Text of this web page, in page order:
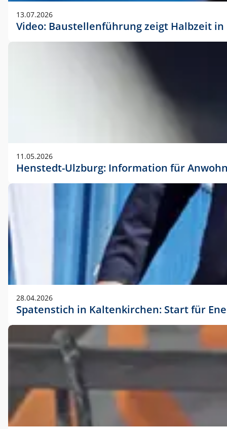
13.07.2026
Video: Baustellenführung zeigt Halbzeit
11.05.2026
Henstedt-Ulzburg: Information für
28.04.2026
Spatenstich in Kaltenkirchen: Start für